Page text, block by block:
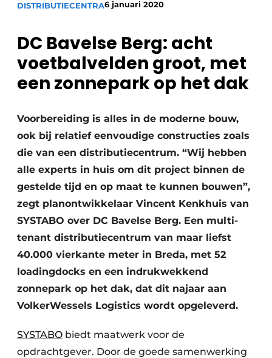
Privacy / Cookie statement
story
metadata
Video’s
Glas
Modulair bouwen
DISTRIBUTIECENTRA6 januari 2020
DC Bavelse Berg: acht
voetbalvelden groot, met
een zonnepark op het dak
Voorbereiding is alles in de moderne bouw,
ook bij relatief eenvoudige constructies zoals
die van een distributiecentrum. “Wij hebben
alle experts in huis om dit project binnen de
gestelde tijd en op maat te kunnen bouwen”,
zegt planontwikkelaar Vincent Kenkhuis van
SYSTABO over DC Bavelse Berg. Een multi-
tenant distributiecentrum van maar liefst
40.000 vierkante meter in Breda, met 52
loadingdocks en een indrukwekkend
zonnepark op het dak, dat dit najaar aan
VolkerWessels Logistics wordt opgeleverd.
SYSTABO biedt maatwerk voor de
opdrachtgever. Door de goede samenwerking